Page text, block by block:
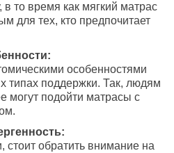
в то время как мягкий матрас
для тех, кто предпочитает
особенностями
типах поддержки. Так, людям
могут подойти матрасы с
стоит обратить внимание на